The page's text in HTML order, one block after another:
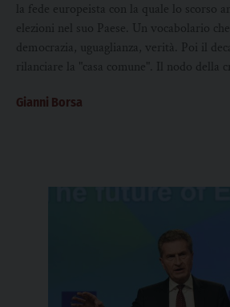
la fede europeista con la quale lo scorso
elezioni nel suo Paese. Un vocabolario
democrazia, uguaglianza, verità. Poi il
rilanciare la "casa comune". Il nodo della
Gianni Borsa